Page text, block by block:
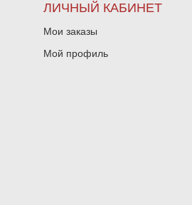
ЛИЧНЫЙ КАБИНЕТ
Мои заказы
Мой профиль